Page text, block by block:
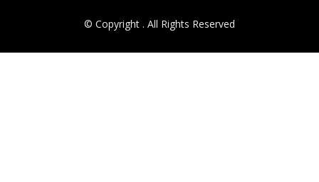
© Copyright . All Rights Reserved